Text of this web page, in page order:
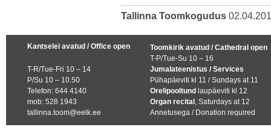
Tallinna Toomkogudus
Kantselei avatud / Office open
T-R/Tue-Fri 10 – 14
P/Su 10 – 10.50
Telefon: 644 4140
mob: 528 1943
tallinna.toom@eelk.ee
Toomkirik avatud / Cathedral open
T-P/Tue-Su 10 – 16
Jumalateenistus / Services
Pühapäeviti kl 11 / Sundays at 11
Orelipooltund laupäeviti kl 12
Organ recital , Saturdays at 12
Annetusega / Donation required